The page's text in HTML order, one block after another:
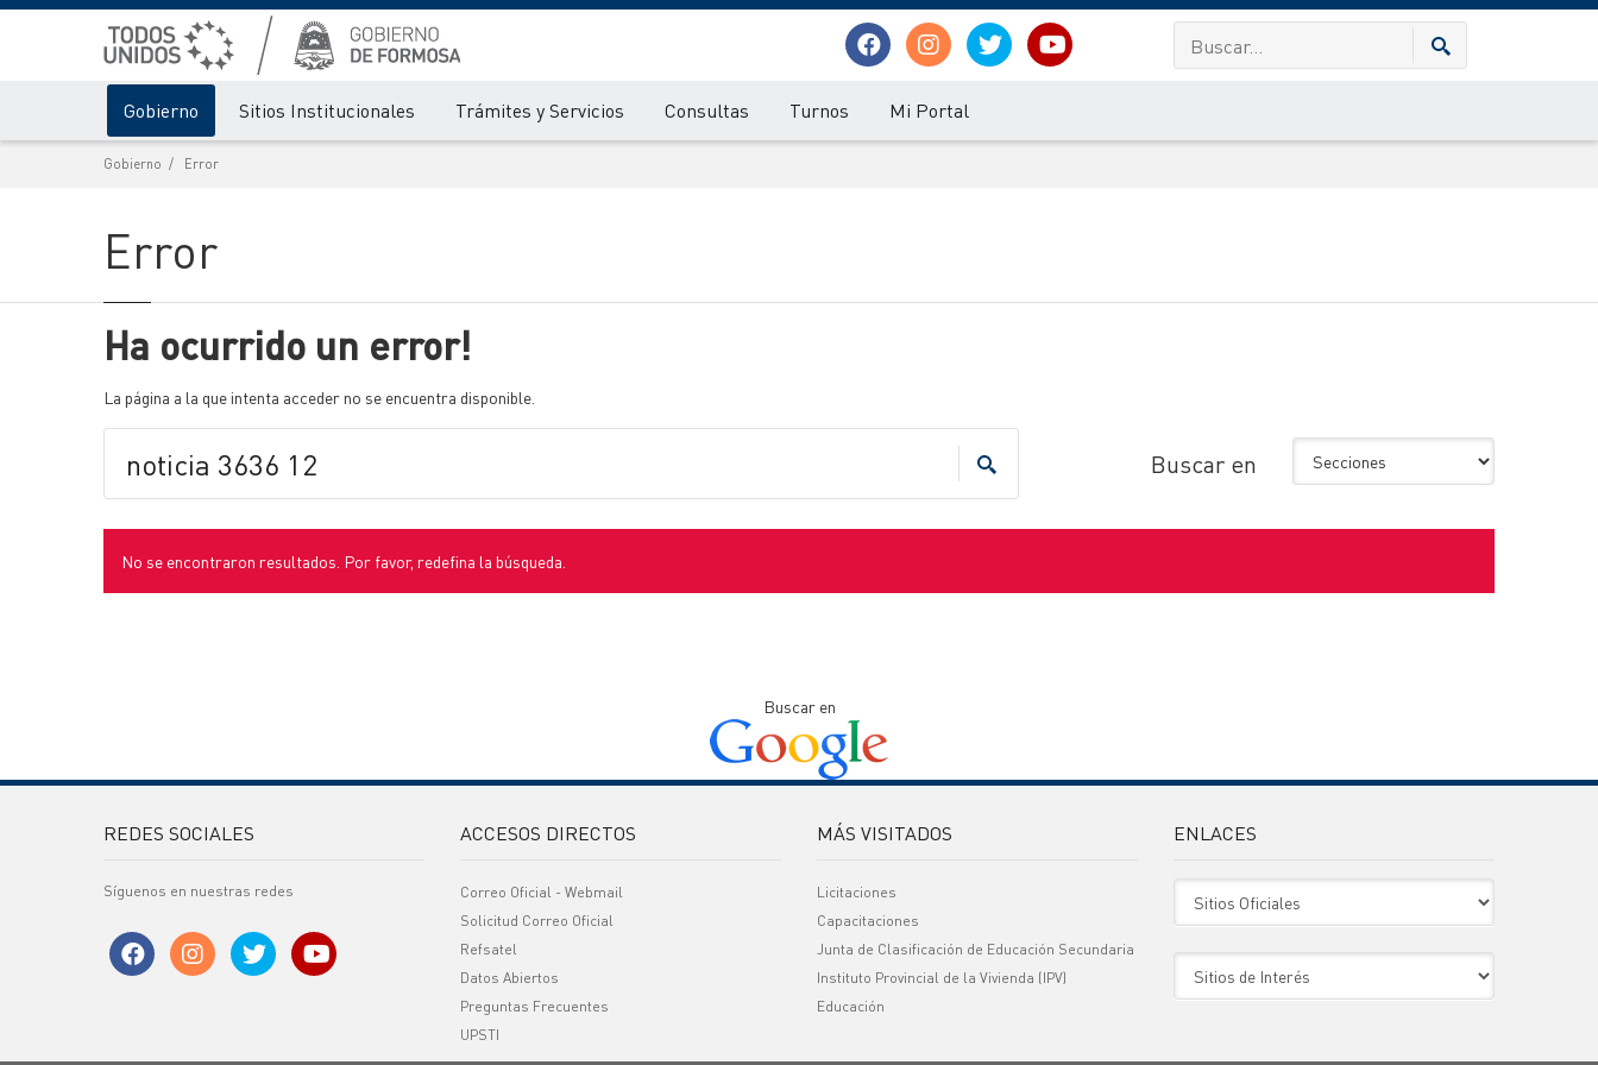
Gobierno Sitios Institucionales Trámites y Servicios Consultas Turnos Mi Portal
Gobierno Error
Error
Ha ocurrido un error!
La página a la que intenta acceder no se encuentra disponible.
Buscar en
No se encontraron resultados. Por favor, redefina la búsqueda.
Buscar en
REDES SOCIALES
Síguenos en nuestras redes
ACCESOS DIRECTOS
Correo Oficial - Webmail
Solicitud Correo Oficial
Refsatel
Datos Abiertos
Preguntas Frecuentes
UPSTI
MÁS VISITADOS
Licitaciones
Capacitaciones
Junta de Clasificación de Educación Secundaria
Instituto Provincial de la Vivienda (IPV)
Educación
ENLACES